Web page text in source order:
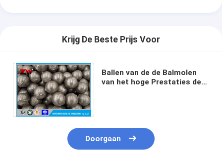
Krijg De Beste Prijs Voor
Ballen van de de Balmolen
van het hoge Prestaties de
Doorgaan